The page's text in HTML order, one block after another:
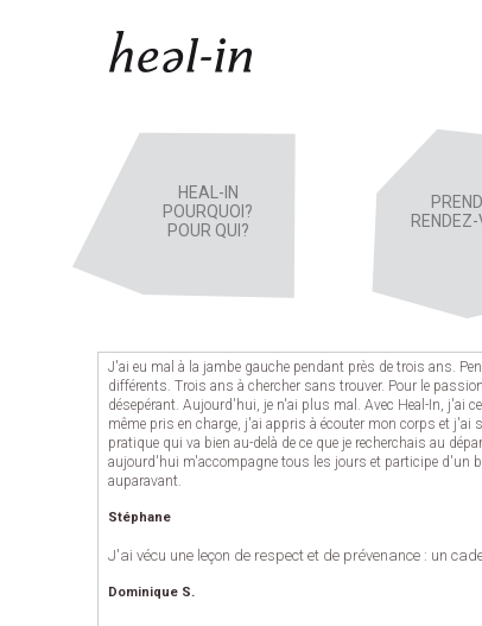
Menu principal
HEAL-IN
POURQUOI?
POUR QUI?
J'ai eu mal à la jambe gauche pendant près de trois ans.
différents. Trois ans à chercher sans trouver. Pour le
désepérant. Aujourd'hui, je n'ai plus mal. Avec Heal-In, j'ai
même pris en charge, j'ai appris à écouter mon corps et j'ai
pratique qui va bien au-delà de ce que je recherchais au
aujourd'hui m'accompagne tous les jours et participe d'un
auparavant.
Stéphane
J'ai vécu une leçon de respect et de prévenance : un
Dominique S.